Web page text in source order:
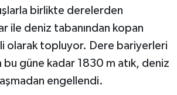
birlikte derelerden
ile deniz tabanından kopan
olarak topluyor. Dere bariyerleri
bu güne kadar 1830 m atık, deniz
engellendi.